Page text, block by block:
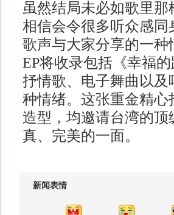
虽然结局未必如歌里
相信会令很多听众感
歌声与大家分享的一
EP将收录包括《幸福
抒情歌、电子舞曲以
种情绪。这张重金精心
造型，均邀请台湾的
真、完美的一面。
新闻表情